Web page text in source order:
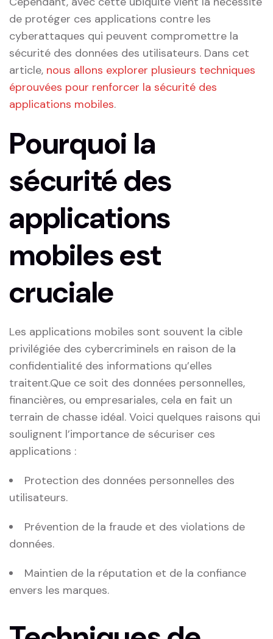
de protéger ces applications contre les
cyberattaques qui peuvent compromettre la⁤
sécurité des données des utilisateurs. Dans cet
article, nous allons explorer plusieurs techniques
éprouvées pour renforcer la sécurité des
applications mobiles.
Pourquoi la
sécurité des
applications
mobiles est​
cruciale
Les applications mobiles sont souvent la cible⁣
privilégiée des cybercriminels en raison de la
confidentialité des informations qu’elles
traitent.Que ce soit des données personnelles,
financières, ou empresariales, cela en fait un
terrain ⁤de⁣ chasse idéal. Voici quelques raisons qui
soulignent l’importance de sécuriser ces
applications ​:
Protection des données personnelles des
utilisateurs.
Prévention ‍de la fraude et des ⁤violations de
données.
Maintien de la réputation ​et de la confiance
envers les marques.